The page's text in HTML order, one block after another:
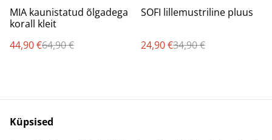
%
MIA kaunistatud õlgadega
korall kleit
44,90 €64,90 €
%
SOFI lillemustriline pluus
24,90 €34,90 €
Küpsised